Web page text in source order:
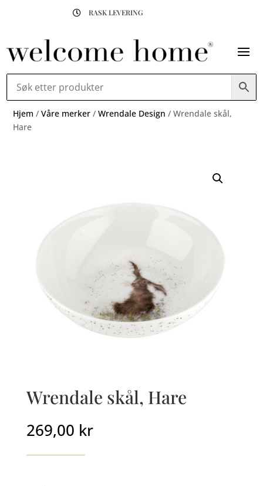
 RASK LEVERING
Hjem /Våre merker /Wrendale Design / Wrendale skål,
Hare
Wrendale skål, Hare
269,00 kr